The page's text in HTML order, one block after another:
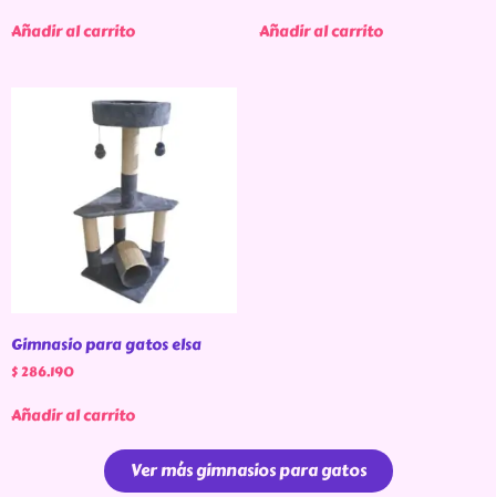
Añadir al carrito Añadir al carrito
Gimnasio para gatos elsa
$286.190
Añadir al carrito
Ver más gimnasios para gatos